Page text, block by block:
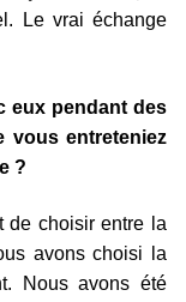
Le vrai échange
eux pendant des
vous entreteniez
?
de choisir entre la
avons choisi la
Nous avons été